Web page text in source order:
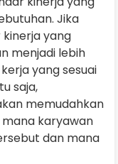
Jika
yang
menjadi lebih
yang sesuai
saja,
memudahkan
mana karyawan
dan mana